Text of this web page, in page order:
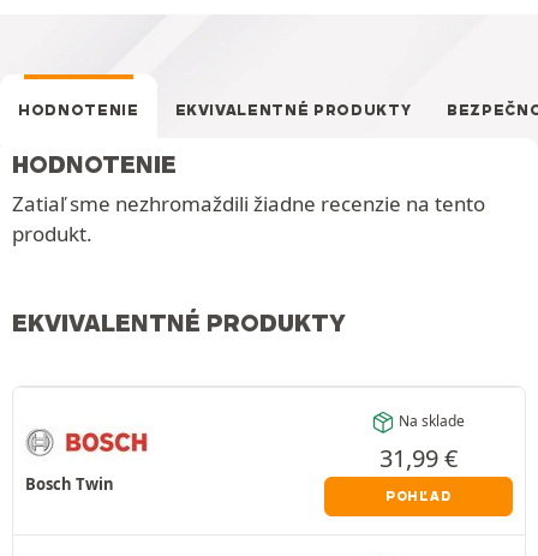
HODNOTENIE EKVIVALENTNÉ PRODUKTY
HODNOTENIE
Zatiaľ sme nezhromaždili žiadne recenzie na tento
produkt.
EKVIVALENTNÉ PRODUKTY
Bosch Twin
Na sklade
31,99€
POHĽAD